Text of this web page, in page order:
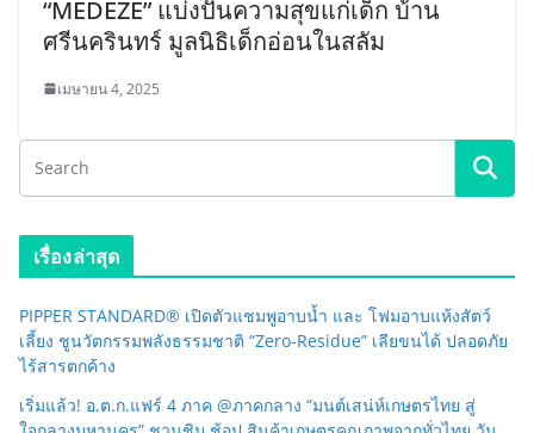
“MEDEZE” แบ่งปันความสุขแก่เด็ก บ้าน
ศรีนครินทร์ มูลนิธิเด็กอ่อนในสลัม
เมษายน 4, 2025
เรื่องล่าสุด
PIPPER STANDARD® เปิดตัวแชมพูอาบน้ำ และ โฟมอาบแห้งสัตว์
เลี้ยง ชูนวัตกรรมพลังธรรมชาติ “Zero-Residue” เลียขนได้ ปลอดภัย
ไร้สารตกค้าง
เริ่มแล้ว! อ.ต.ก.แฟร์ 4 ภาค @ภาคกลาง “มนต์เสน่ห์เกษตรไทย สู่